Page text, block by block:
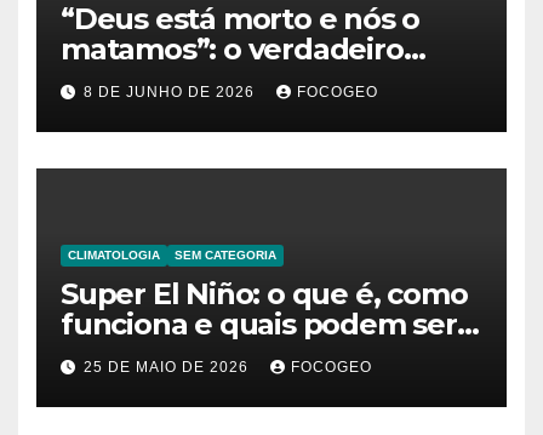
“Deus está morto e nós o
matamos”: o verdadeiro
significado da frase de
Friedrich Nietzsche
8 DE JUNHO DE 2026 FOCOGEO
CLIMATOLOGIA SEM CATEGORIA
Super El Niño: o que é, como
funciona e quais podem ser
os impactos desse fenômeno
climático extremo no Brasil e
no mundo
25 DE MAIO DE 2026 FOCOGEO